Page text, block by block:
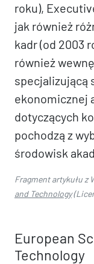
roku),
jak również
kadr (od 2003
również
specjalizującą
ekonomicznej
dotyczących
pochodzą z
środowisk
Fragment artykułu z
and Technology
European
Technology